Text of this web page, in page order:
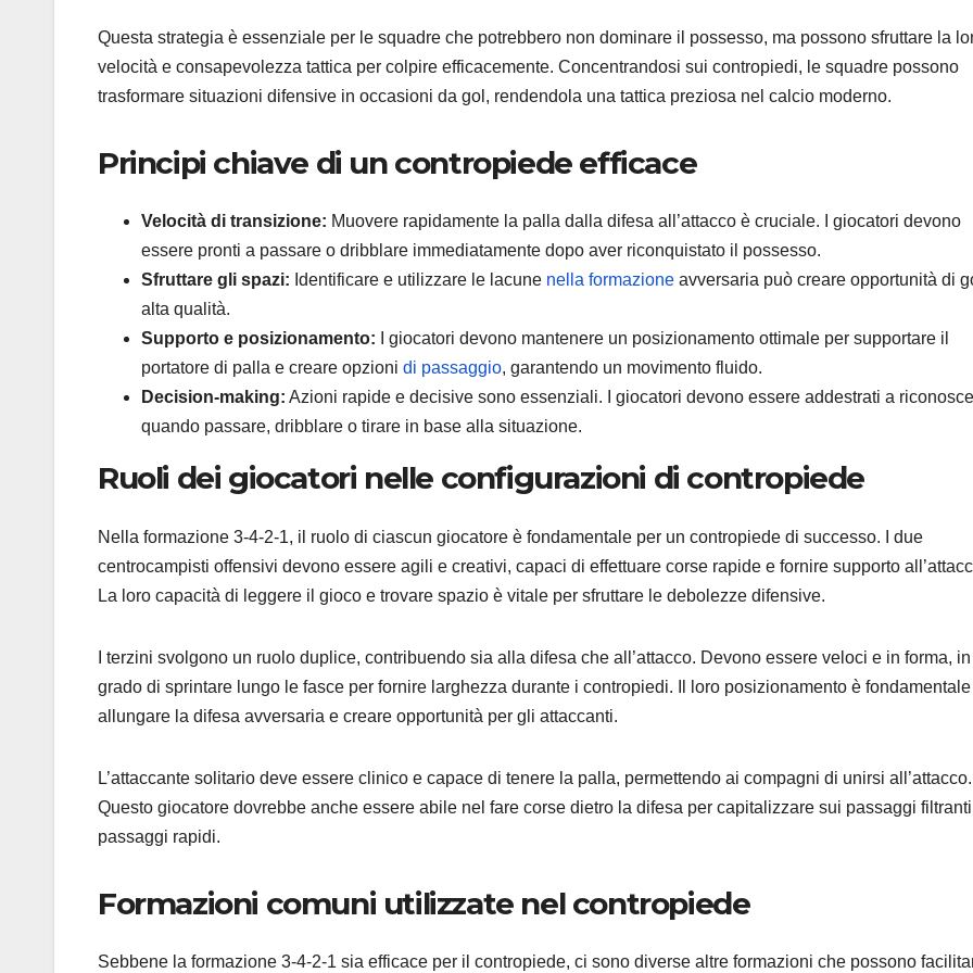
Questa strategia è essenziale per le squadre che potrebbero non dominare il possesso, ma possono sfruttare la
velocità e consapevolezza tattica per colpire efficacemente. Concentrandosi sui contropiedi, le squadre possono
trasformare situazioni difensive in occasioni da gol, rendendola una tattica preziosa nel calcio moderno.
Principi chiave di un contropiede efficace
Velocità di transizione: Muovere rapidamente la palla dalla difesa all’attacco è cruciale. I giocatori devono
essere pronti a passare o dribblare immediatamente dopo aver riconquistato il possesso.
Sfruttare gli spazi: Identificare e utilizzare le lacune nella formazione avversaria può creare opportunità di
alta qualità.
Supporto e posizionamento: I giocatori devono mantenere un posizionamento ottimale per supportare il
portatore di palla e creare opzioni di passaggio, garantendo un movimento fluido.
Decision-making: Azioni rapide e decisive sono essenziali. I giocatori devono essere addestrati a
quando passare, dribblare o tirare in base alla situazione.
Ruoli dei giocatori nelle configurazioni di contropiede
Nella formazione 3-4-2-1, il ruolo di ciascun giocatore è fondamentale per un contropiede di successo. I due
centrocampisti offensivi devono essere agili e creativi, capaci di effettuare corse rapide e fornire supporto
La loro capacità di leggere il gioco e trovare spazio è vitale per sfruttare le debolezze difensive.
I terzini svolgono un ruolo duplice, contribuendo sia alla difesa che all’attacco. Devono essere veloci e in forma, in
grado di sprintare lungo le fasce per fornire larghezza durante i contropiedi. Il loro posizionamento è
allungare la difesa avversaria e creare opportunità per gli attaccanti.
L’attaccante solitario deve essere clinico e capace di tenere la palla, permettendo ai compagni di unirsi all’attacco.
Questo giocatore dovrebbe anche essere abile nel fare corse dietro la difesa per capitalizzare sui passaggi
passaggi rapidi.
Formazioni comuni utilizzate nel contropiede
Sebbene la formazione 3-4-2-1 sia efficace per il contropiede, ci sono diverse altre formazioni che possono